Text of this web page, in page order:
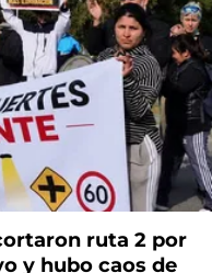
ruta 2 por
y hubo caos de